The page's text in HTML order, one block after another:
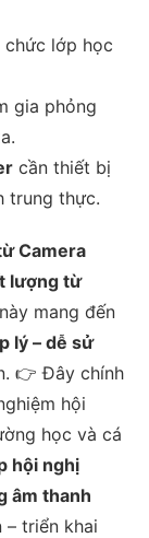
chức lớp học
gia phỏng
cần thiết bị
trung thực.
Camera
lượng từ
mang đến
lý – dễ sử
👉 Đây chính
hội
học và cá
hội nghị
âm thanh
– triển khai